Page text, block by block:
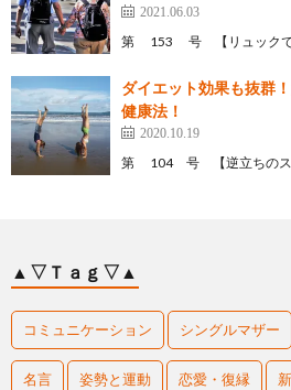
2021.06.03
第 153 号 【リュックで
ダイエット効果も抜群
健康法！
2020.10.19
第 104 号 【逆立ちのス
▲▽Ｔａｇ▽▲
コミュニケーション シングルマザー
名言 姿勢と運動 恋愛・復縁